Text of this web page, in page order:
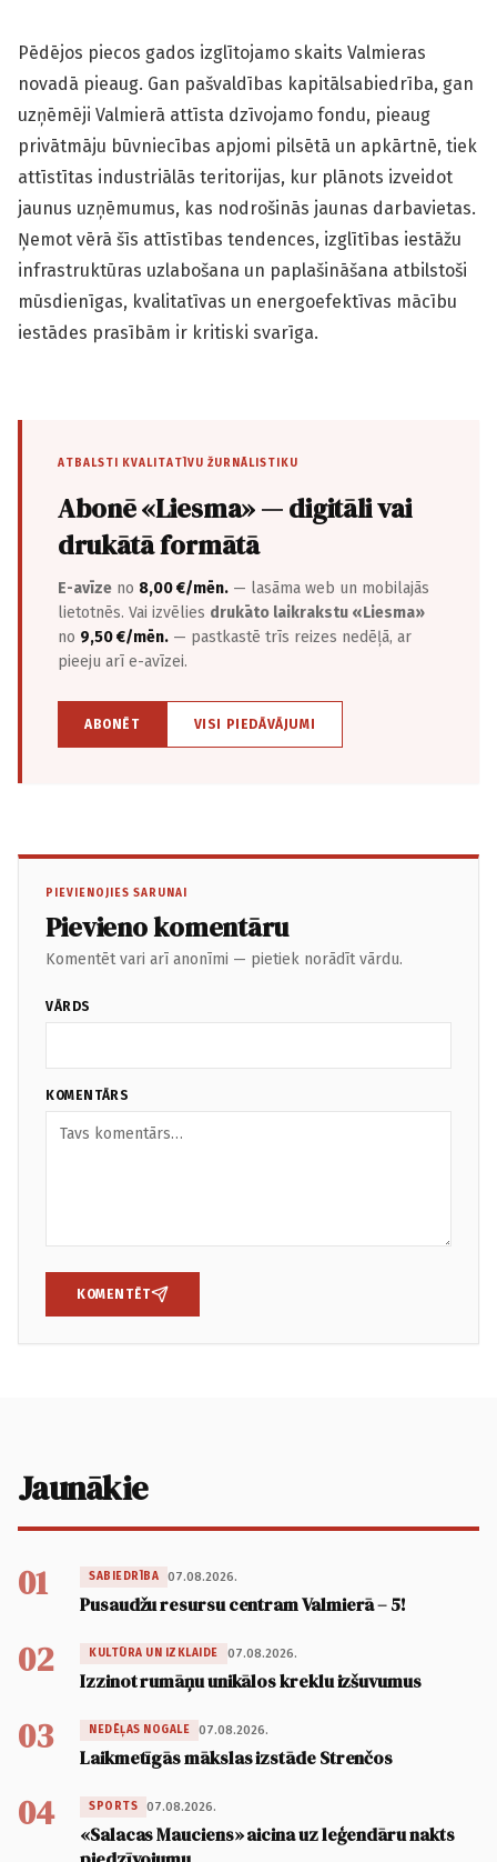
Pēdējos piecos gados izglītojamo skaits Valmieras
novadā pieaug. Gan pašvaldības kapitālsabiedrība, gan
uzņēmēji Valmierā attīsta dzīvojamo fondu, pieaug
privātmāju būvniecības apjomi pilsētā un apkārtnē, tiek
attīstītas industriālās teritorijas, kur plānots izveidot
jaunus uzņēmumus, kas nodrošinās jaunas darbavietas.
Ņemot vērā šīs attīstības tendences, izglītības iestāžu
infrastruktūras uzlabošana un paplašināšana atbilstoši
mūsdienīgas, kvalitatīvas un energoefektīvas mācību
iestādes prasībām ir kritiski svarīga.
ATBALSTI KVALITATĪVU ŽURNĀLISTIKU
Abonē «Liesma» — digitāli vai
drukātā formātā
E-avīze no 8,00 €/mēn. — lasāma web un mobilajās
lietotnēs. Vai izvēlies drukāto laikrakstu «Liesma»
no 9,50 €/mēn. — pastkastē trīs reizes nedēļā, ar
pieeju arī e-avīzei.
ABONĒT VISI PIEDĀVĀJUMI
PIEVIENOJIES SARUNAI
Pievieno komentāru
Komentēt vari arī anonīmi — pietiek norādīt vārdu.
VĀRDS
KOMENTĀRS
KOMENTĒT
Jaunākie
01 SABIEDRĪBA 07.08.2026.
Pusaudžu resursu centram Valmierā – 5!
02 KULTŪRA UN IZKLAIDE 07.08.2026.
Izzinot rumāņu unikālos kreklu izšuvumus
03 NEDĒĻAS NOGALE 07.08.2026.
Laikmetīgās mākslas izstāde Strenčos
04 SPORTS 07.08.2026.
«Salacas Mauciens» aicina uz leģendāru nakts